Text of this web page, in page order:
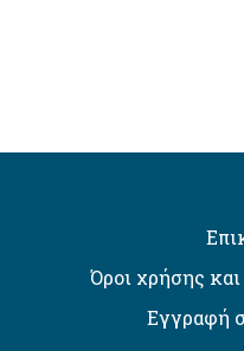
Όροι χρήσης
Εγγραφή